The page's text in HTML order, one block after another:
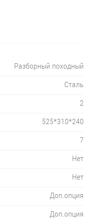
Разборный походный
Сталь
2
525*310*240
7
Нет
Нет
Доп.опция
Доп.опция